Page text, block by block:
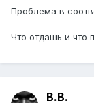
Проблема в
Что отдашь и что
В.В.